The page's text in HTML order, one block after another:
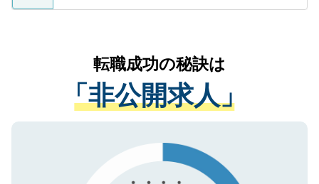
ているすべての個人データはご本人の許可
は、個人情報の取り扱いについての厳密な
管理基準を満たした事業者のみに付与され
る、プライバシーマークを取得済みです。
で、機密保持に関してもご安心ください。
かがいして、現在の医療機関の状況や紹介
経験をまじえながら、適切なアドバイスを
させていただきます。すぐにご転職をされ
ない方には、長期的なサポートが可能です
ので、まずはご登録ください。
転職成功の秘訣は
「非公開求人」